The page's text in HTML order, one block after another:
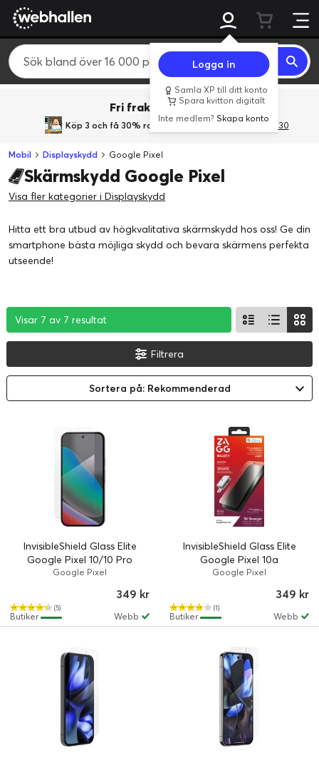
Logga in
Samla XP till ditt konto
Spara kvitton digitalt
Inte medlem?Skapa konto
Fri frakt över 800 kr.
Köp 3 och få 30% rabatt med rabattkoden 3Gives30
Mobil Displayskydd Google Pixel
Skärmskydd Google Pixel
Visa fler kategorier i Displayskydd
Hitta ett bra utbud av högkvalitativa skärmskydd hos oss! Ge din
smartphone bästa möjliga skydd och bevara skärmens perfekta
utseende!
Visar 7 av 7 resultat
Visar 7 av 7 resultat
Visar 7 av 7 resultat
Filtrera
Sortera på: Rekommenderad
InvisibleShield Glass Elite
Google Pixel 10/10 Pro
Google Pixel
(5)
349 kr
Webb
Butiker
InvisibleShield Glass Elite
Google Pixel 10a
Google Pixel
(1)
349 kr
Webb
Butiker